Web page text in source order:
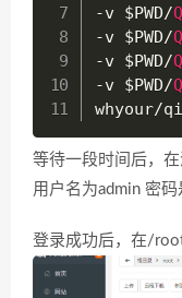
-v $PWD/
-v $PWD/
-v $PWD/
-v $PWD/
whyour/
等待一段时间后，
用户名为admin 密码
登录成功后，在/